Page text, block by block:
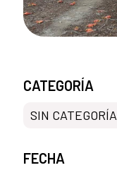
CATEGORÍA
SIN CATEGORÍA
FECHA